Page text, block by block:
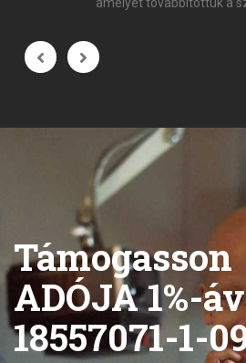
Támogasson
ADÓJA 1%-
18557071-1-